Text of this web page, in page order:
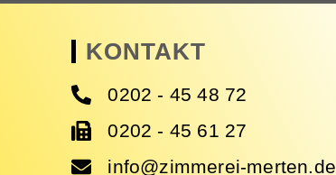
KONTAKT
0202 - 45 48 72
0202 - 45 61 27
info@zimmerei-merten.de